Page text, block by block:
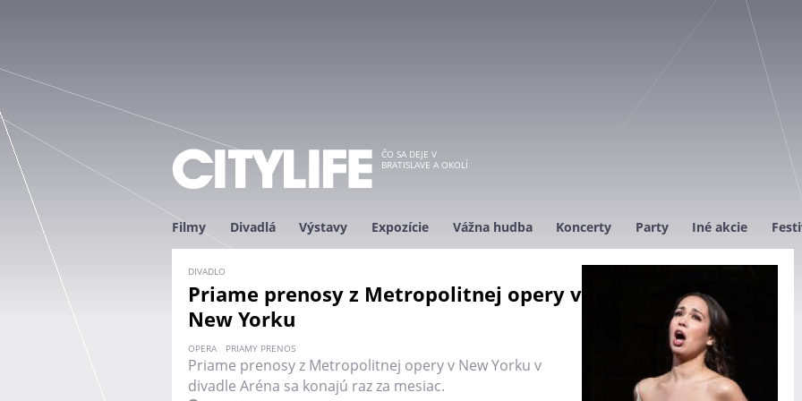
ČO SA DEJE V
BRATISLAVE A OKOLÍ
Filmy Divadlá Výstavy Expozície Vážna hudba Koncerty Party Iné akcie
DIVADLO
Priame prenosy z Metropolitnej opery v
New Yorku
OPERA PRIAMY PRENOS
Priame prenosy z Metropolitnej opery v New Yorku v
divadle Aréna sa konajú raz za mesiac.